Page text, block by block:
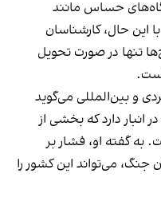
حساس مانند
این حال، کارشناسان
تنها در صورت تحویل
و بین‌المللی می‌گوید
در انبار دارد که بخشی از
به گفته او، فشار بر
جنگ، می‌تواند این کشور را